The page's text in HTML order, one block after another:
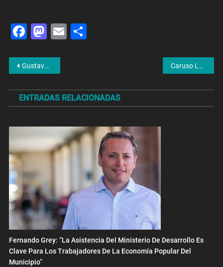
Facebook
Mastodon
EmailShare
Navegación
de
entradas
Gustavo Campana: «Néstor me devolvió la ilusión» Caruso Lombardi: «Me gustaría estar en política»
ENTRADAS RELACIONADAS
Fernando Grey: “La Asistencia Del Ministerio De Desarrollo Es
Clave Para Los Trabajadores De La Economía Popular Del
Municipio”